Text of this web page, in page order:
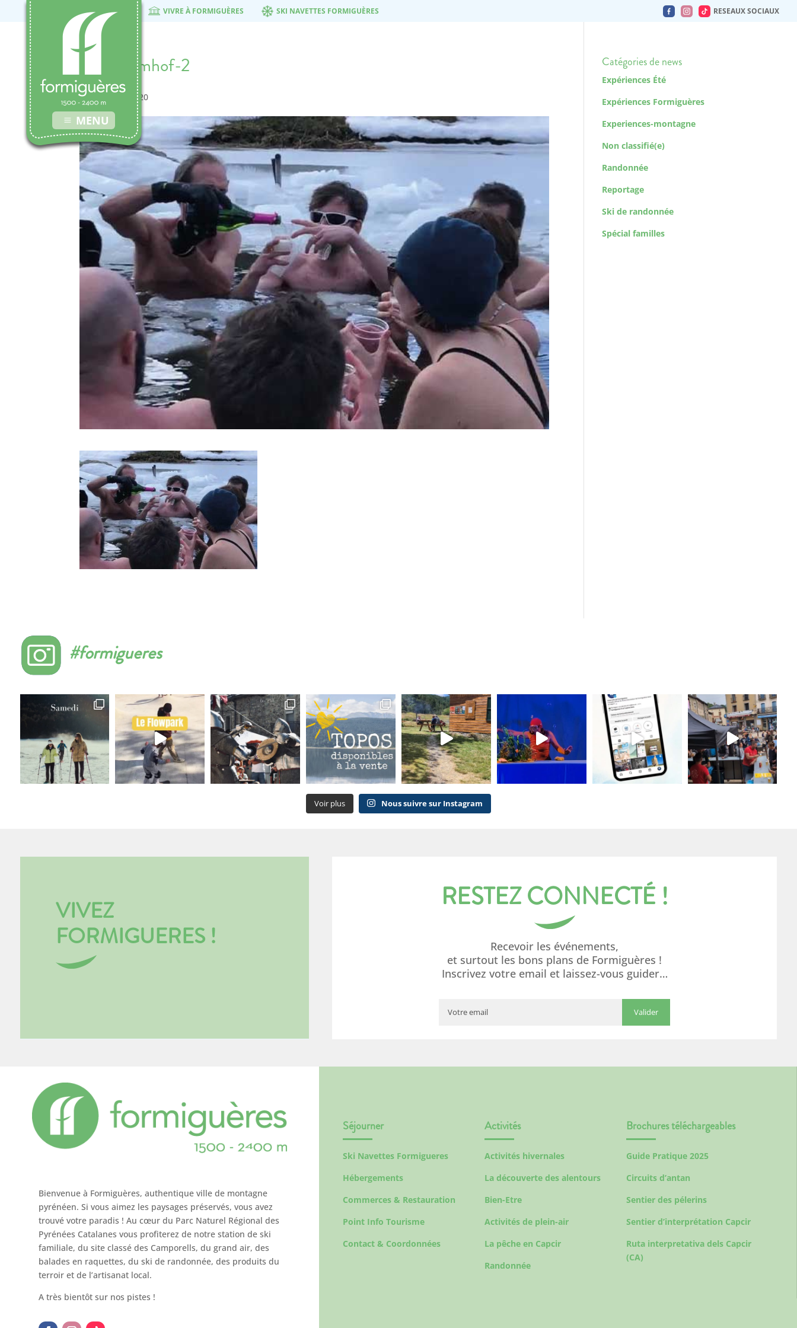
MENU
VIVRE À FORMIGUÈRES SKI NAVETTES FORMIGUÈRES RESEAUX SOCIAUX
stage-wimhof-2
8 décembre 2020
Catégories de news
Expériences Été
Expériences Formiguères
Experiences-montagne
Non classifié(e)
Randonnée
Reportage
Ski de randonnée
Spécial familles
#formigueres
Voir plus Nous suivre sur Instagram
VIVEZ
FORMIGUERES !
RESTEZ CONNECTÉ !
Recevoir les événements,
et surtout les bons plans de Formiguères !
Inscrivez votre email et laissez-vous guider…
Bienvenue à Formiguères, authentique ville de montagne
pyrénéen. Si vous aimez les paysages préservés, vous avez
trouvé votre paradis ! Au cœur du Parc Naturel Régional des
Pyrénées Catalanes vous profiterez de notre station de ski
familiale, du site classé des Camporells, du grand air, des
balades en raquettes, du ski de randonnée, des produits du
terroir et de l’artisanat local.
A très bientôt sur nos pistes !
Séjourner
Ski Navettes Formigueres
Hébergements
Commerces & Restauration
Point Info Tourisme
Contact & Coordonnées
Activités
Activités hivernales
La découverte des alentours
Bien-Etre
Activités de plein-air
La pêche en Capcir
Randonnée
Brochures téléchargeables
Guide Pratique 2025
Circuits d’antan
Sentier des pélerins
Sentier d’interprétation Capcir
Ruta interpretativa dels Capcir
(CA)